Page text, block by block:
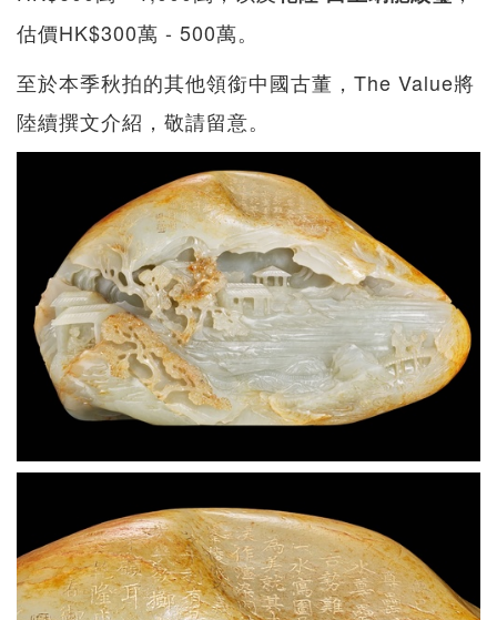
估價HK$300萬 - 500萬。
至於本季秋拍的其他領銜中國古董，The Value將
陸續撰文介紹，敬請留意。